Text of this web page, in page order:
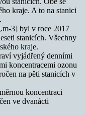
kraje. A to na stanici
3] byl v roce 2017
stanicích. Všechny
kraje.
vyjádřený denními
koncentracemi ozonu
na pěti stanicích v
koncentraci
ve dvanácti